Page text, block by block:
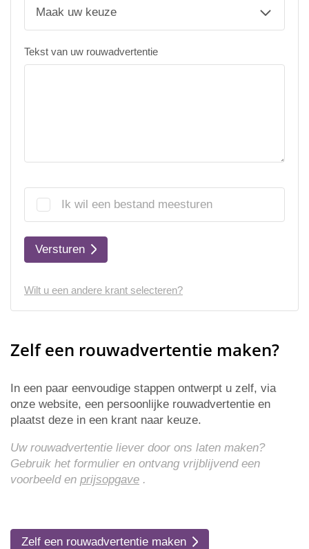
Tekst van uw rouwadvertentie
Ik wil een bestand meesturen
Versturen
Wilt u een andere krant selecteren?
Zelf een rouwadvertentie maken?
In een paar eenvoudige stappen ontwerpt u zelf, via
onze website, een persoonlijke rouwadvertentie en
plaatst deze in een krant naar keuze.
Uw rouwadvertentie liever door ons laten maken?
Gebruik het formulier en ontvang vrijblijvend een
voorbeeld en prijsopgave .
Zelf een rouwadvertentie maken